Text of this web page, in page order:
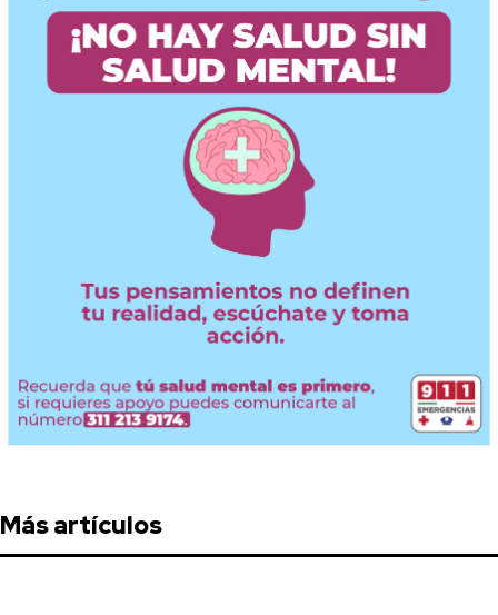
Más artículos